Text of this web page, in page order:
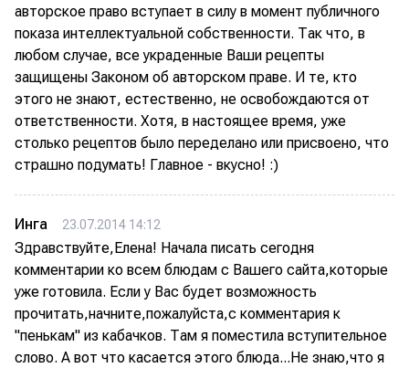
авторское право вступает в силу в момент публичного
показа интеллектуальной собственности. Так что, в
любом случае, все украденные Ваши рецепты
защищены Законом об авторском праве. И те, кто
этого не знают, естественно, не освобождаются от
ответственности. Хотя, в настоящее время, уже
столько рецептов было переделано или присвоено, что
страшно подумать! Главное - вкусно! :)
Инга 23.07.2014 14:12
Здравствуйте,Елена! Начала писать сегодня
комментарии ко всем блюдам с Вашего сайта,которые
уже готовила. Если у Вас будет возможность
прочитать,начните,пожалуйста,с комментария к
"пенькам" из кабачков. Там я поместила вступительное
слово. А вот что касается этого блюда...Не знаю,что я